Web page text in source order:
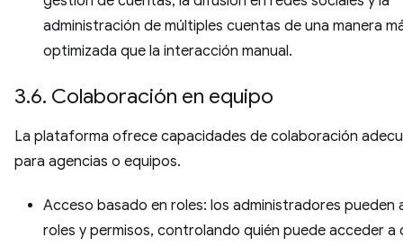
administración de múltiples cuentas de una manera
optimizada que la interacción manual.
3.6. Colaboración en equipo
La plataforma ofrece capacidades de colaboración
para agencias o equipos.
Acceso basado en roles: los administradores pueden
roles y permisos, controlando quién puede acceder a